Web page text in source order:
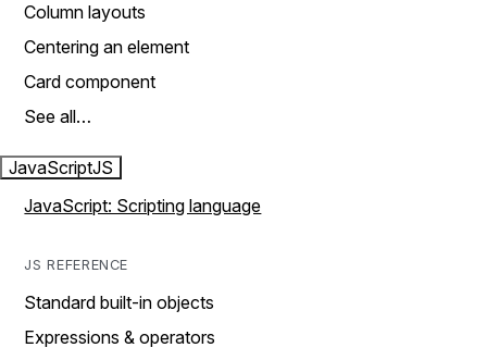
Column layouts
Centering an element
Card component
See all…
JavaScriptJS
JavaScript: Scripting language
JS REFERENCE
Standard built-in objects
Expressions & operators